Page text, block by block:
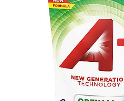
Masca & Gel de par
Vopsea de par
Servetele Umede & Uscate